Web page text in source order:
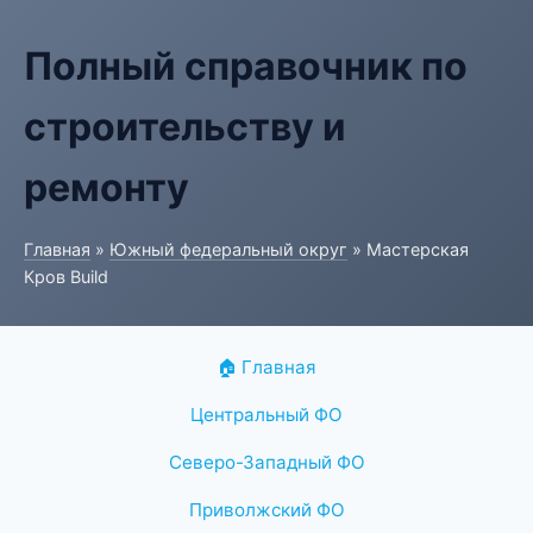
Полный справочник по
строительству и
ремонту
Главная » Южный федеральный округ » Мастерская
Кров Build
🏠 Главная
Центральный ФО
Северо-Западный ФО
Приволжский ФО